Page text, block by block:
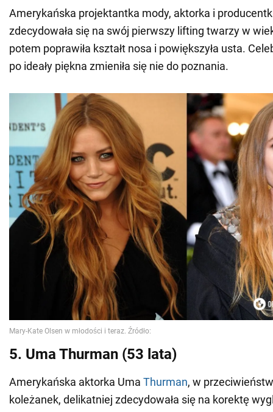
Amerykańska projektantka mody, aktorka i
zdecydowała się na swój pierwszy lifting twarzy w
potem poprawiła kształt nosa i powiększyła usta.
po ideały piękna zmieniła się nie do poznania.
5. Uma Thurman (53 lata)
Amerykańska aktorka Uma Thurman, w
koleżanek, delikatniej zdecydowała się na korektę